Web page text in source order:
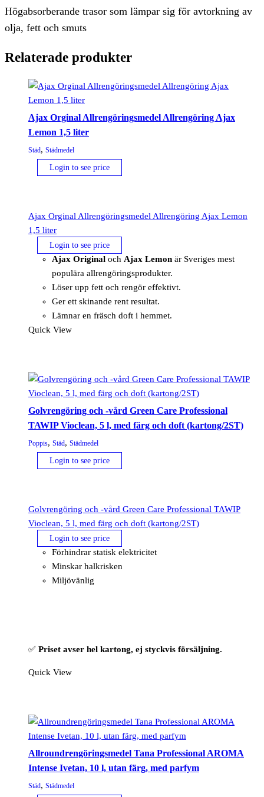
Högabsorberande trasor som lämpar sig för avtorkning av
olja, fett och smuts
Relaterade produkter
Ajax Orginal Allrengöringsmedel Allrengöring Ajax
Lemon 1,5 liter
Städ, Städmedel
Login to see price
Ajax Orginal Allrengöringsmedel Allrengöring Ajax Lemon
1,5 liter
Login to see price
Ajax Original och Ajax Lemon är Sveriges mest
populära allrengöringsprodukter.
Löser upp fett och rengör effektivt.
Ger ett skinande rent resultat.
Lämnar en fräsch doft i hemmet.
Quick View
Golvrengöring och -vård Green Care Professional
TAWIP Vioclean, 5 l, med färg och doft (kartong/2ST)
Poppis, Städ, Städmedel
Login to see price
Golvrengöring och -vård Green Care Professional TAWIP
Vioclean, 5 l, med färg och doft (kartong/2ST)
Login to see price
Förhindrar statisk elektricitet
Minskar halkrisken
Miljövänlig
✅ Priset avser hel kartong, ej styckvis försäljning.
Quick View
Allroundrengöringsmedel Tana Professional AROMA
Intense Ivetan, 10 l, utan färg, med parfym
Städ, Städmedel